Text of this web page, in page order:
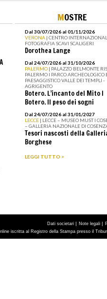
MOSTRE
Dal 30/07/2026 al 01/11/2026
VERONA | CENTRO
FOTOGRAFIA SCAVI SCALIGERI
Dorothea Lange
Dal 24/07/2026 al 31/10/2026
PALERMO | PALAZZO BELMONTE
PALERMO I PARCO ARCHEOLOGICO
PAESAGGISTICO VALLE DEI TEMPLI -
AGRIGENTO
Botero. L’incanto del Mito I
Botero. Il peso dei sogni
Dal 24/07/2026 al 31/01/2027
LECCE | LECCE – MUSEO MUST I
– GALLERIA NAZIONALE DI
Tesori nascosti della
Borghese
LEGGI TUTTO >
Dati societari | Note legali |
iscritta al Registro della Stampa presso il